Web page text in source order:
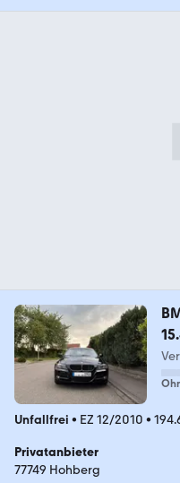
Unfallfrei • EZ 12/2010 •
Privatanbieter
77749 Hohberg